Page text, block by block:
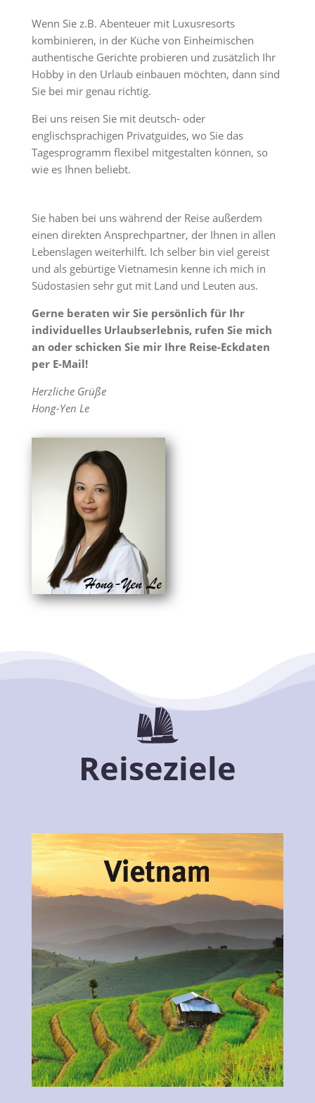
Wenn Sie z.B. Abenteuer mit Luxusresorts
kombinieren, in der Küche von Einheimischen
authentische Gerichte probieren und zusätzlich Ihr
Hobby in den Urlaub einbauen möchten, dann sind
Sie bei mir genau richtig.
Bei uns reisen Sie mit deutsch- oder
englischsprachigen Privatguides, wo Sie das
Tagesprogramm flexibel mitgestalten können, so
wie es Ihnen beliebt.
Sie haben bei uns während der Reise außerdem
einen direkten Ansprechpartner, der Ihnen in allen
Lebenslagen weiterhilft. Ich selber bin viel gereist
und als gebürtige Vietnamesin kenne ich mich in
Südostasien sehr gut mit Land und Leuten aus.
Gerne beraten wir Sie persönlich für Ihr
individuelles Urlaubserlebnis, rufen Sie mich
an oder schicken Sie mir Ihre Reise-Eckdaten
per E-Mail!
Herzliche Grüße
Hong-Yen Le
Reiseziele